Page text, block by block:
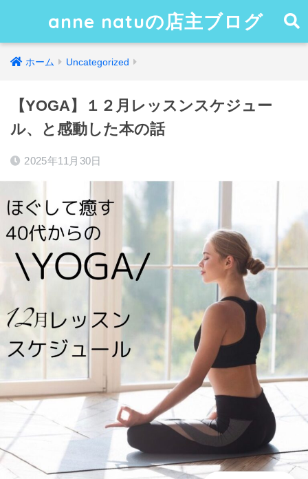
anne natuの店主ブログ
ホーム Uncategorized
【YOGA】１２月レッスンスケジュー
ル、と感動した本の話
2025年11月30日